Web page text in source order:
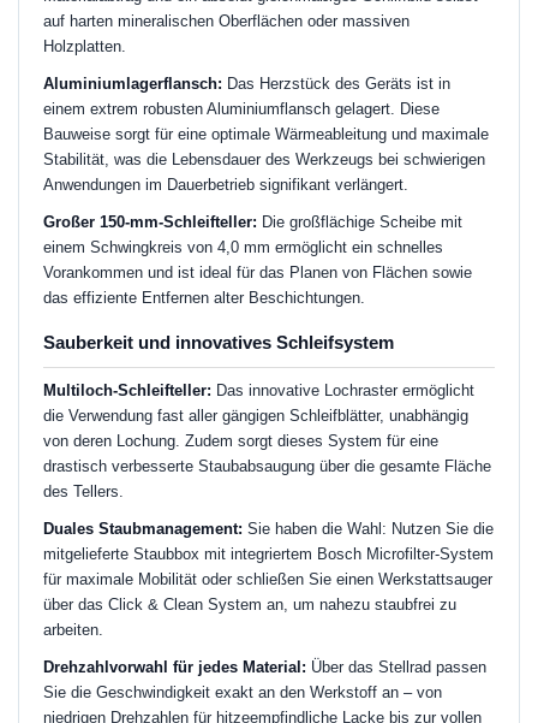
auf harten mineralischen Oberflächen oder massiven
Holzplatten.
Aluminiumlagerflansch: Das Herzstück des Geräts ist in
einem extrem robusten Aluminiumflansch gelagert. Diese
Bauweise sorgt für eine optimale Wärmeableitung und maximale
Stabilität, was die Lebensdauer des Werkzeugs bei schwierigen
Anwendungen im Dauerbetrieb signifikant verlängert.
Großer 150-mm-Schleifteller: Die großflächige Scheibe mit
einem Schwingkreis von 4,0 mm ermöglicht ein schnelles
Vorankommen und ist ideal für das Planen von Flächen sowie
das effiziente Entfernen alter Beschichtungen.
Sauberkeit und innovatives Schleifsystem
Multiloch-Schleifteller: Das innovative Lochraster ermöglicht
die Verwendung fast aller gängigen Schleifblätter, unabhängig
von deren Lochung. Zudem sorgt dieses System für eine
drastisch verbesserte Staubabsaugung über die gesamte Fläche
des Tellers.
Duales Staubmanagement: Sie haben die Wahl: Nutzen Sie die
mitgelieferte Staubbox mit integriertem Bosch Microfilter-System
für maximale Mobilität oder schließen Sie einen Werkstattsauger
über das Click & Clean System an, um nahezu staubfrei zu
arbeiten.
Drehzahlvorwahl für jedes Material: Über das Stellrad passen
Sie die Geschwindigkeit exakt an den Werkstoff an – von
niedrigen Drehzahlen für hitzeempfindliche Lacke bis zur vollen